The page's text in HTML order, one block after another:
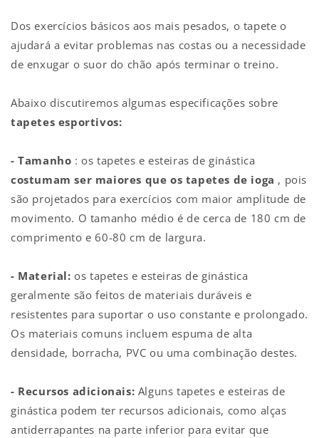
Dos exercícios básicos aos mais pesados, o tapete o
ajudará a evitar problemas nas costas ou a necessidade
de enxugar o suor do chão após terminar o treino.
Abaixo discutiremos algumas especificações sobre
tapetes esportivos:
- Tamanho : os tapetes e esteiras de ginástica
costumam ser maiores que os tapetes de ioga , pois
são projetados para exercícios com maior amplitude de
movimento. O tamanho médio é de cerca de 180 cm de
comprimento e 60-80 cm de largura.
- Material: os tapetes e esteiras de ginástica
geralmente são feitos de materiais duráveis ​​e
resistentes para suportar o uso constante e prolongado.
Os materiais comuns incluem espuma de alta
densidade, borracha, PVC ou uma combinação destes.
- Recursos adicionais: Alguns tapetes e esteiras de
ginástica podem ter recursos adicionais, como alças
antiderrapantes na parte inferior para evitar que